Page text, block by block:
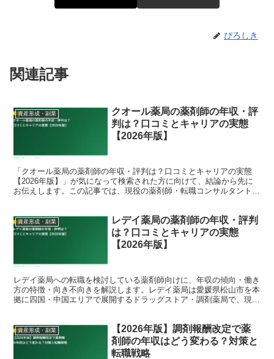
ぴろしき
関連記事
資産形成・副業
クオール薬局の薬剤師の年収・評
判は？口コミとキャリアの実態
【2026年版】
「クオール薬局の薬剤師の年収・評判は？口コミとキャリアの実態
【2026年版】」が気になって検索された方に向けて、結論から先に
お伝えします。この記事では、現役の薬剤師・転職コンサルタントの
資産形成・副業
レデイ薬局の薬剤師の年収・評判
は？口コミとキャリアの実態
【2026年版】
レデイ薬局への転職を検討している薬剤師向けに、年収の傾向・働き
方の特徴・向き不向きを解説します。レデイ薬局は愛媛県松山市を本
拠に四国・中国エリアで展開するドラッグストア・調剤薬局で、現在
資産形成・副業
【2026年版】調剤報酬改定で薬
剤師の年収はどう変わる？対策と
転職戦略